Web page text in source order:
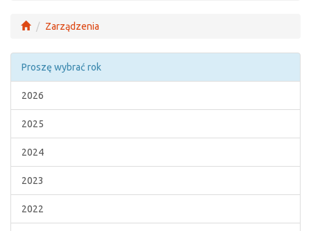
Zarządzenia
Proszę wybrać rok
2026
2025
2024
2023
2022